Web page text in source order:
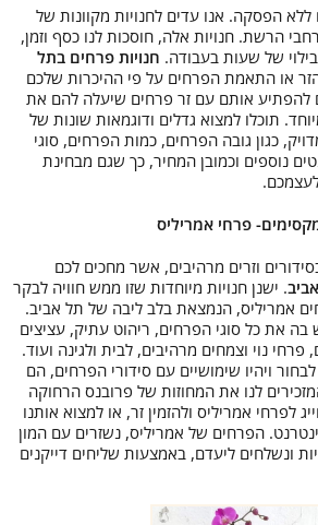
הפסקה. אנו עדים לחנויות מקוונות של
הרשת. חנויות אלה, חוסכות לנו כסף וזמן,
של שעות בעבודה. חנויות פרחים בתל
הזר או התאמת הפרחים על פי ההיכרות שלכם
להפתיע אותם עם זר פרחים שיעלה להם את
תוכלו למצוא גדלים ודוגמאות שונות של
כגון גובה הפרחים, כמות הפרחים, סוגי
נוספים וכמובן המחיר, כך שגם מבחינת
פרחי אמריליס
וזרים מרהיבים, אשר מחכים לכם
. ישנן חנויות מיוחדות שזו ממש חוויה לבקר
אמריליס, הנמצאת בלב ליבה של תל אביב.
בה את כל סוגי הפרחים, ריהוט עתיק, עציצים
פרחי נוי וצמחים מרהיבים, לבית ולגינה ועוד.
ויהיו שימושיים עם סידורי הפרחים, הם
לנו את המחוזות של פרובנס הרחוקה
לפרחי אמריליס ולהזמין זר, או למצוא אותנו
הפרחים של אמריליס, נשזרים עם המון
ונשלחים ליעדם, באמצעות שליחים דייקנים